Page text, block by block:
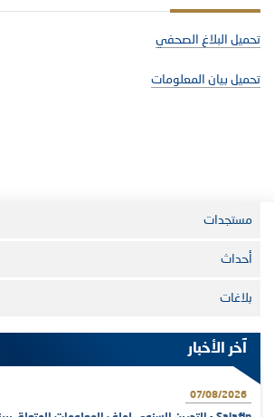
تحميل البلاغ الصحفي
تحميل بيان المعلومات
مستجدات
أحداث
بلاغات
آخر الأخبار
07/08/2026